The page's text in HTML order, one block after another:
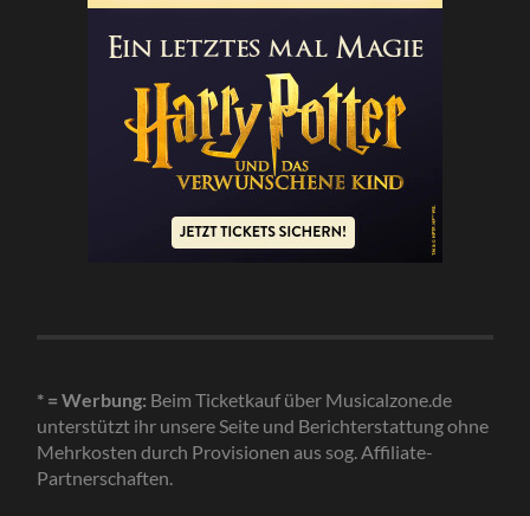
* = Werbung: Beim Ticketkauf über Musicalzone.de
unterstützt ihr unsere Seite und Berichterstattung ohne
Mehrkosten durch Provisionen aus sog. Affiliate-
Partnerschaften.